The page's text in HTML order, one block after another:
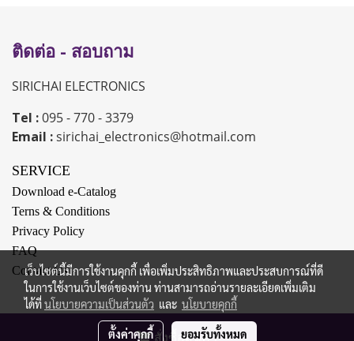
สั่งซื้อสินค้า
ติดต่อ - สอบถาม
SIRICHAI ELECTRONICS
Tel :095 - 770 - 3379
Email :sirichai_electronics@hotmail.com
SERVICE
Download e-Catalog
Terns & Conditions
Privacy Policy
FAQ
Contact Us
Copy right by makewebeasy.com
เว็บไซต์นี้มีการใช้งานคุกกี้ เพื่อเพิ่มประสิทธิภาพและประสบการณ์ที่ดี
ในการใช้งานเว็บไซต์ของท่าน ท่านสามารถอ่านรายละเอียดเพิ่มเติม
ได้ที่นโยบายความเป็นส่วนตัว และ นโยบายคุกกี้
ตั้งค่าคุกกี้ ยอมรับทั้งหมด